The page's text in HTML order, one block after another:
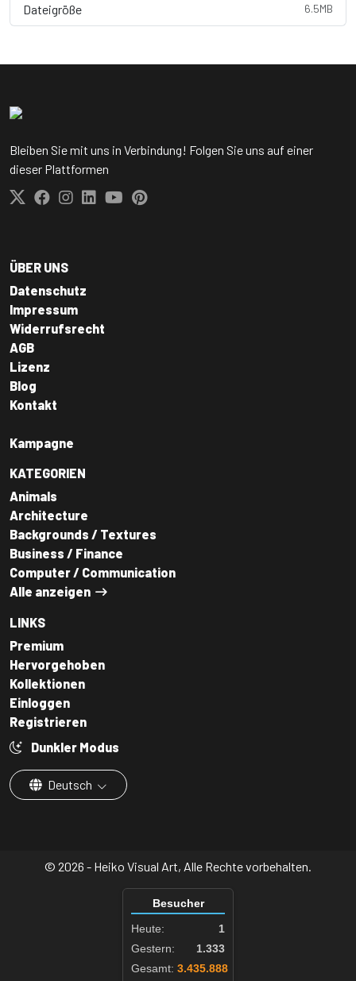
Dateigröße 6.5MB
Bleiben Sie mit uns in Verbindung! Folgen Sie uns auf einer
dieser Plattformen
ÜBER UNS
Datenschutz
Impressum
Widerrufsrecht
AGB
Lizenz
Blog
Kontakt
Kampagne
KATEGORIEN
Animals
Architecture
Backgrounds / Textures
Business / Finance
Computer / Communication
Alle anzeigen
LINKS
Premium
Hervorgehoben
Kollektionen
Einloggen
Registrieren
Dunkler Modus
Deutsch
© 2026 - Heiko Visual Art, Alle Rechte vorbehalten.
Besucher
Heute:
1
Gestern:
1.333
Gesamt: 3.435.888